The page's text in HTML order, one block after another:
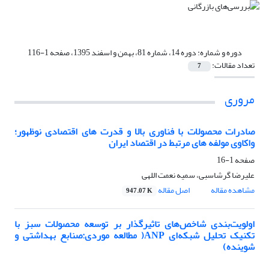
دوره و شماره:دوره 14، شماره 81، بهمن و اسفند 1395، صفحه 1-116
تعداد مقالات: 7
مروری
صادرات محصولات با فناوری بالا و قدرت های اقتصادی نوظهور؛
واکاوی مولفه های مرتبط در اقتصاد ایران
صفحه1-16
علیرضا گرشاسبی، سمیه نعمت اللهی
مشاهده مقاله
اصل مقاله 947.07 K
اولویت‌بندی شاخص‌های تاثیرگذار بر توسعه محصولات سبز با
تکنیک تحلیل شبکه‌ای ANP( مطالعه موردی:صنابع بهداشتی و
شوینده)